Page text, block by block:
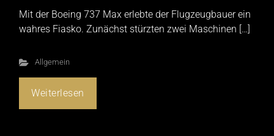
Mit der Boeing 737 Max erlebte der Flugzeugbauer ein
wahres Fiasko. Zunächst stürzten zwei Maschinen […]
Allgemein
Weiterlesen